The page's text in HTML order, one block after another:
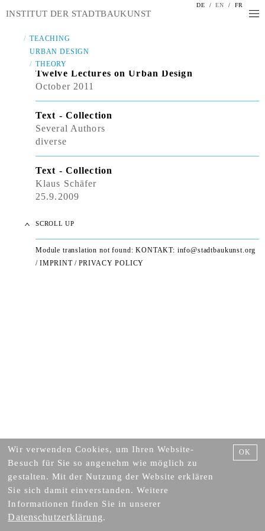
DE / EN / FR
INSTITUT DER STADTBAUKUNST
TEACHING
URBAN DESIGN
THEORY
Twelve Lectures on Urban Design
October 2011
Text - Collection
Several Authors
diverse
Text - Collection
Klaus Schäfer
25.9.2009
SCROLL UP
Module translation not found: KONTAKT: info@stadtbaukunst.org
/ IMPRINT / PRIVACY POLICY
Wir verwenden Cookies, um Ihren Website-
Besuch für Sie so angenehm wie möglich zu
gestalten. Mit der Nutzung der Website erklären
Sie sich damit einverstanden. Weitere
Informationen finden Sie in unserer
Datenschutzerklärung.
OK